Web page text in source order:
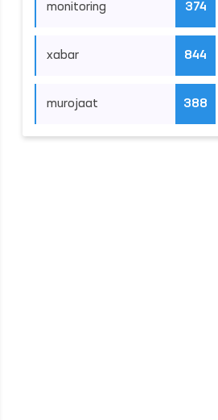
monitoring 374
xabar 844
murojaat 388